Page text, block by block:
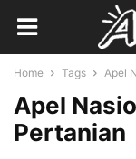
Home Tags Apel
Apel
Pertanian